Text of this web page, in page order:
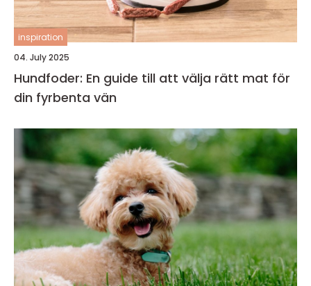
inspiration
04. July 2025
Hundfoder: En guide till att välja rätt mat för
din fyrbenta vän